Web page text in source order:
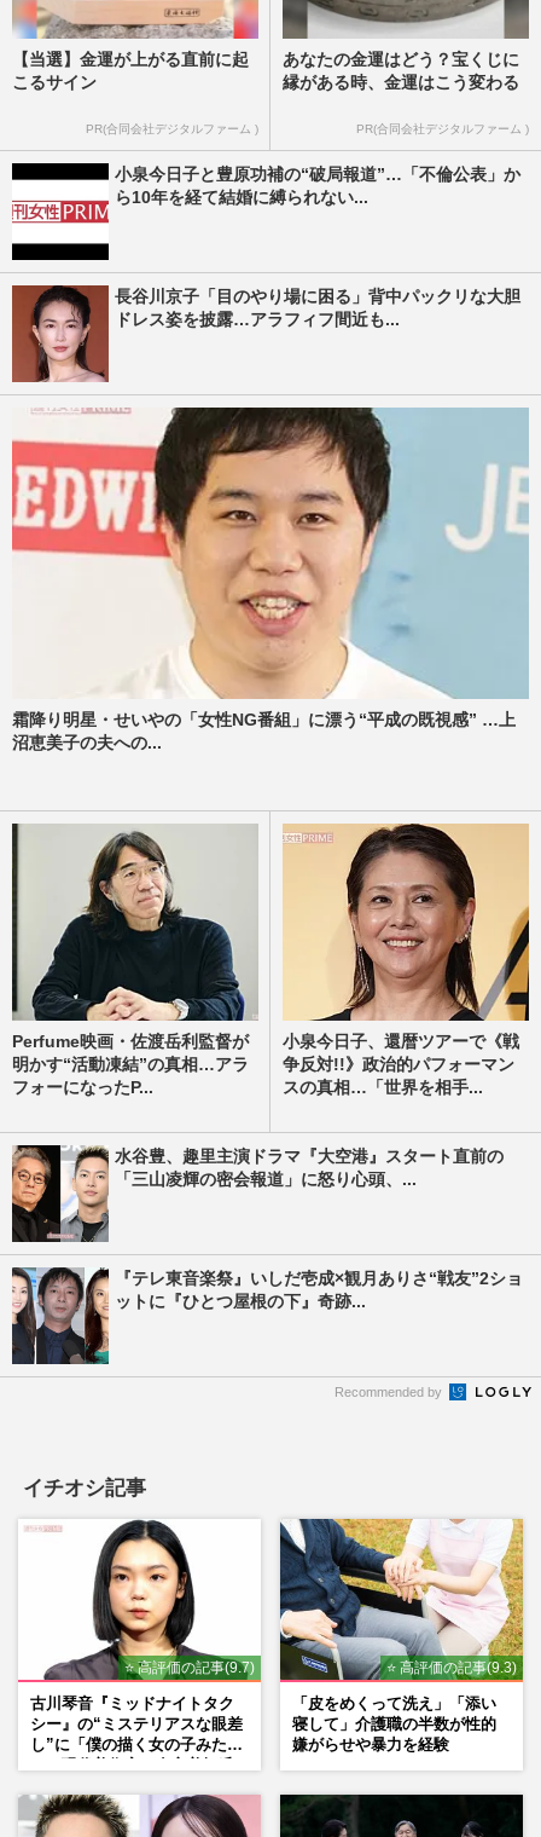
【当選】金運が上がる直前に起
こるサイン
PR(合同会社デジタルファーム )
あなたの金運はどう？宝くじに
縁がある時、金運はこう変わる
PR(合同会社デジタルファーム )
小泉今日子と豊原功補の“破局報道”…「不倫公表」か
ら10年を経て結婚に縛られない...
長谷川京子「目のやり場に困る」背中パックリな大胆
ドレス姿を披露…アラフィフ間近も...
霜降り明星・せいやの「女性NG番組」に漂う“平成の既視感” …上
沼恵美子の夫への...
Perfume映画・佐渡岳利監督が
明かす“活動凍結”の真相…アラ
フォーになったP...
小泉今日子、還暦ツアーで《戦
争反対!!》政治的パフォーマン
スの真相…「世界を相手...
水谷豊、趣里主演ドラマ『大空港』スタート直前の
「三山凌輝の密会報道」に怒り心頭、...
『テレ東音楽祭』いしだ壱成×観月ありさ“戦友”2ショ
ットに『ひとつ屋根の下』奇跡...
Recommended by
イチオシ記事
⭐ 高評価の記事(9.7)
古川琴音『ミッドナイトタク
シー』の“ミステリアスな眼差
し”に「僕の描く女の子みた
⭐ 高評価の記事(9.3)
「皮をめくって洗え」「添い
寝して」介護職の半数が性的
嫌がらせや暴力を経験